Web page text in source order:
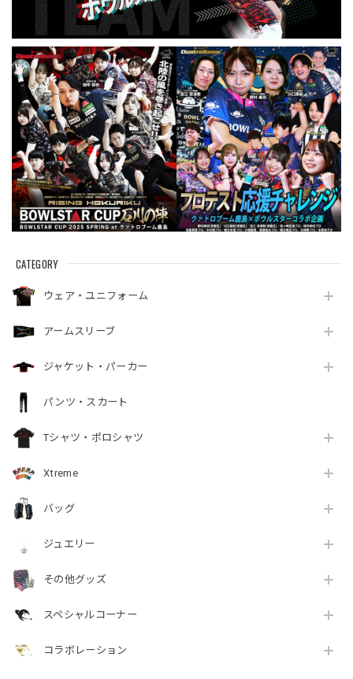
CATEGORY
ウェア・ユニフォーム
アームスリーブ
ジャケット・パーカー
パンツ・スカート
Tシャツ・ポロシャツ
Xtreme
バッグ
ジュエリー
その他グッズ
スペシャルコーナー
コラボレーション